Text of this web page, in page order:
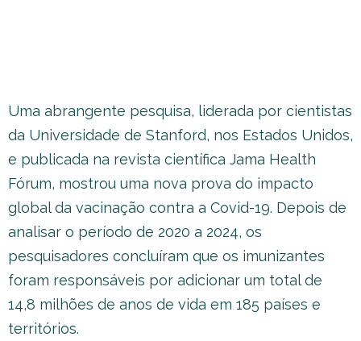
Uma abrangente pesquisa, liderada por cientistas
da Universidade de Stanford, nos Estados Unidos,
e publicada na revista científica Jama Health
Fórum, mostrou uma nova prova do impacto
global da vacinação contra a Covid-19. Depois de
analisar o período de 2020 a 2024, os
pesquisadores concluíram que os imunizantes
foram responsáveis por adicionar um total de
14,8 milhões de anos de vida em 185 países e
territórios.